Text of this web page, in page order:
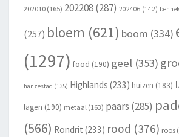
202010 (165) 202208(287) 202406 (142)
(257) bloem (621) boom (334)
(1297) food (190) geel (353)
hanzestad (135) Highlands (233) huizen (183)
lagen (190) metaal (163) paars (285)
(566) Rondrit (233) rood (376) roos